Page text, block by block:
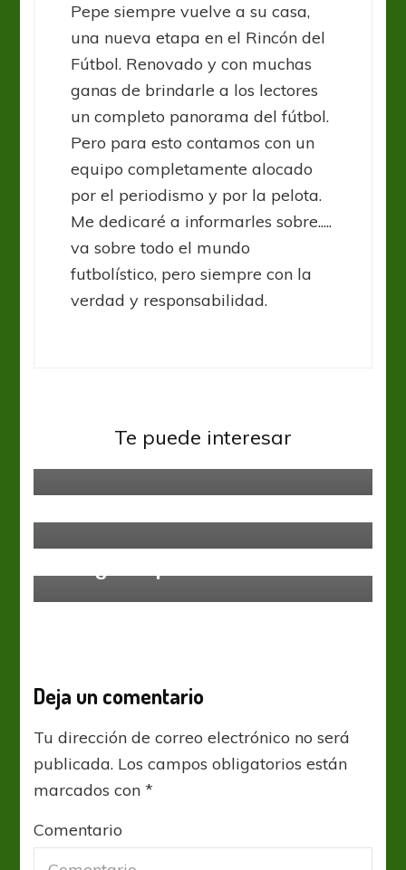
Pepe siempre vuelve a su casa,
una nueva etapa en el Rincón del
Fútbol. Renovado y con muchas
ganas de brindarle a los lectores
un completo panorama del fútbol.
Pero para esto contamos con un
equipo completamente alocado
por el periodismo y por la pelota.
Me dedicaré a informarles sobre.....
va sobre todo el mundo
futbolístico, pero siempre con la
verdad y responsabilidad.
Te puede interesar
Primera Nacional Racing Club
Deja un comentario
Tu dirección de correo electrónico no será
publicada. Los campos obligatorios están
marcados con*
Comentario